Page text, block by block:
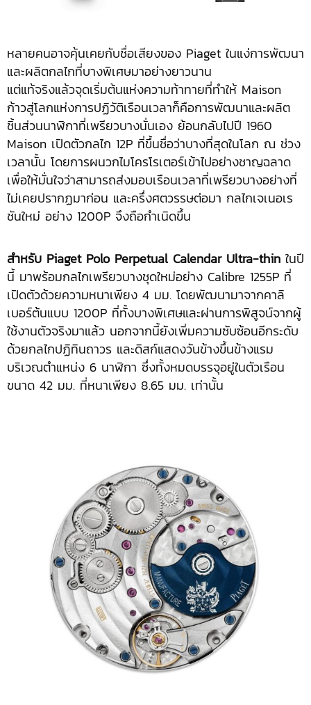
หลายคนอาจคุ้นเคยกับชื่อเสียงของ Piaget ในแง่การพัฒนา
และผลิตกลไกที่บางพิเศษมาอย่างยาวนาน
แต่แท้จริงแล้วจุดเริ่มต้นแห่งความท้าทายที่ทำให้ Maison
ก้าวสู่โลกแห่งการปฏิวัติเรือนเวลาก็คือการพัฒนาและผลิต
ชิ้นส่วนนาฬิกาที่เพรียวบางนั่นเอง ย้อนกลับไปปี 1960
Maison เปิดตัวกลไก 12P ที่ขึ้นชื่อว่าบางที่สุดในโลก ณ ช่วง
เวลานั้น โดยการผนวกไมโครโรเตอร์เข้าไปอย่างชาญฉลาด
เพื่อให้มั่นใจว่าสามารถส่งมอบเรือนเวลาที่เพรียวบางอย่างที่
ไม่เคยปรากฏมาก่อน และครึ่งศตวรรษต่อมา กลไกเจเนอเร
ชันใหม่ อย่าง 1200P จึงถือกำเนิดขึ้น
สำหรับ Piaget Polo Perpetual Calendar Ultra-thin ในปี
นี้ มาพร้อมกลไกเพรียวบางชุดใหม่อย่าง Calibre 1255P ที่
เปิดตัวด้วยความหนาเพียง 4 มม. โดยพัฒนามาจากคาลิ
เบอร์ต้นแบบ 1200P ที่ทั้งบางพิเศษและผ่านการพิสูจน์จากผู้
ใช้งานตัวจริงมาแล้ว นอกจากนี้ยังเพิ่มความซับซ้อนอีกระดับ
ด้วยกลไกปฏิทินถาวร และดิสก์แสดงวันข้างขึ้นข้างแรม
บริเวณตำแหน่ง 6 นาฬิกา ซึ่งทั้งหมดบรรจุอยู่ในตัวเรือน
ขนาด 42 มม. ที่หนาเพียง 8.65 มม. เท่านั้น